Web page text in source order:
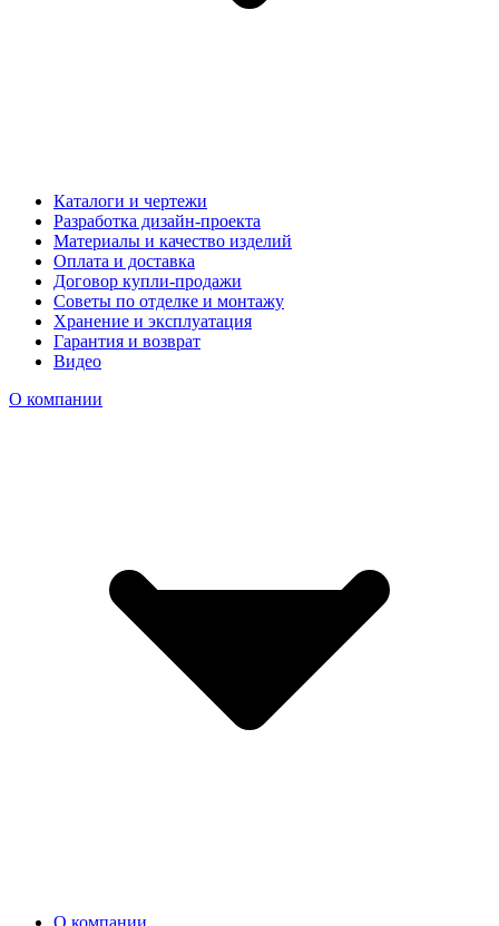
Каталоги и чертежи
Разработка дизайн-проекта
Материалы и качество изделий
Оплата и доставка
Договор купли-продажи
Советы по отделке и монтажу
Хранение и эксплуатация
Гарантия и возврат
Видео
О компании
О компании